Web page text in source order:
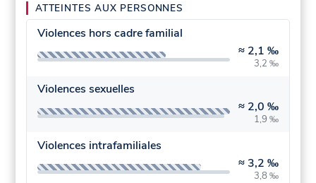
ATTEINTES AUX PERSONNES
Violences hors cadre familial
≈ 2,1 ‰
3,2 ‰
Violences sexuelles
≈ 2,0 ‰
1,9 ‰
Violences intrafamiliales
≈ 3,2 ‰
3,8 ‰